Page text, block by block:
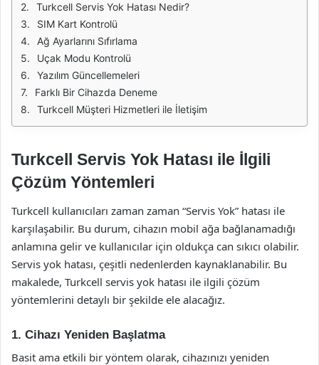
Turkcell Servis Yok Hatası Nedir?
SIM Kart Kontrolü
Ağ Ayarlarını Sıfırlama
Uçak Modu Kontrolü
Yazılım Güncellemeleri
Farklı Bir Cihazda Deneme
Turkcell Müşteri Hizmetleri ile İletişim
Turkcell Servis Yok Hatası ile İlgili
Çözüm Yöntemleri
Turkcell kullanıcıları zaman zaman “Servis Yok” hatası ile
karşılaşabilir. Bu durum, cihazın mobil ağa bağlanamadığı
anlamına gelir ve kullanıcılar için oldukça can sıkıcı olabilir.
Servis yok hatası, çeşitli nedenlerden kaynaklanabilir. Bu
makalede, Turkcell servis yok hatası ile ilgili çözüm
yöntemlerini detaylı bir şekilde ele alacağız.
1. Cihazı Yeniden Başlatma
Basit ama etkili bir yöntem olarak, cihazınızı yeniden